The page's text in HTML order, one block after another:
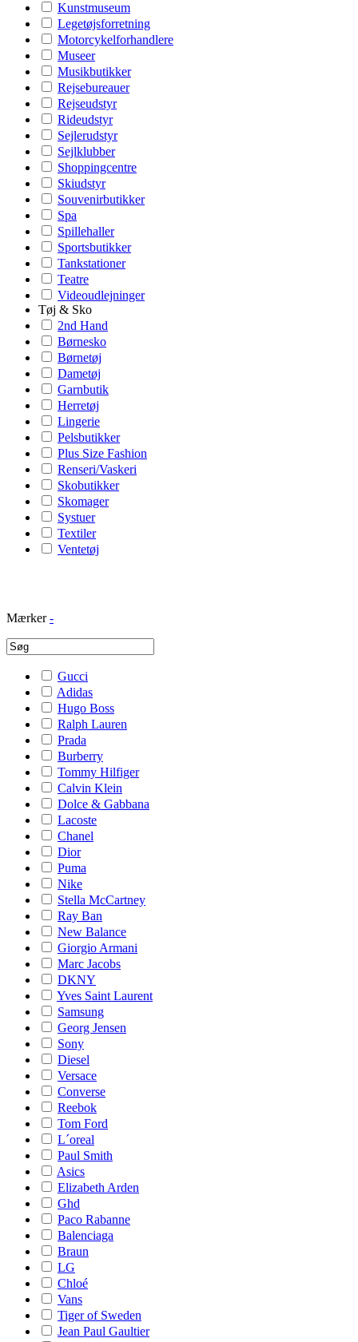
Kunstmuseum
Legetøjsforretning
Motorcykelforhandlere
Museer
Musikbutikker
Rejsebureauer
Rejseudstyr
Rideudstyr
Sejlerudstyr
Sejlklubber
Shoppingcentre
Skiudstyr
Souvenirbutikker
Spa
Spillehaller
Sportsbutikker
Tankstationer
Teatre
Videoudlejninger
Tøj & Sko
2nd Hand
Børnesko
Børnetøj
Dametøj
Garnbutik
Herretøj
Lingerie
Pelsbutikker
Plus Size Fashion
Renseri/Vaskeri
Skobutikker
Skomager
Systuer
Textiler
Ventetøj
Mærker -
Gucci
Adidas
Hugo Boss
Ralph Lauren
Prada
Burberry
Tommy Hilfiger
Calvin Klein
Dolce & Gabbana
Lacoste
Chanel
Dior
Puma
Nike
Stella McCartney
Ray Ban
New Balance
Giorgio Armani
Marc Jacobs
DKNY
Yves Saint Laurent
Samsung
Georg Jensen
Sony
Diesel
Versace
Converse
Reebok
Tom Ford
L´oreal
Paul Smith
Asics
Elizabeth Arden
Ghd
Paco Rabanne
Balenciaga
Braun
LG
Chloé
Vans
Tiger of Sweden
Jean Paul Gaultier